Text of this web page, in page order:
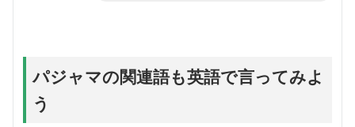
パジャマの関連語も英語で言ってみよ
う